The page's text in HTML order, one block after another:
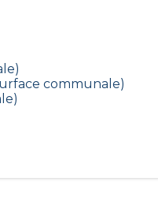
communale)